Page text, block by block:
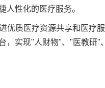
人性化的医疗服务。
优质医疗资源共享和医疗
，实现"人财物"、"医教研"